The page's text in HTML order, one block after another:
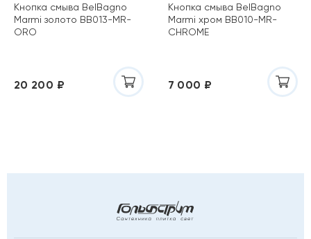
Кнопка смыва BelBagno
Marmi золото BB013-MR-
ORO
20 200 ₽
Кнопка смыва BelBagno
Marmi хром BB010-MR-
CHROME
7 000 ₽